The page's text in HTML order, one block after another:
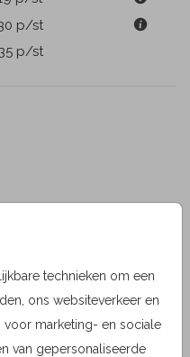
technieken om een
ons websiteverkeer en
voor marketing- en sociale
van gepersonaliseerde
p/st
p/st
(68)